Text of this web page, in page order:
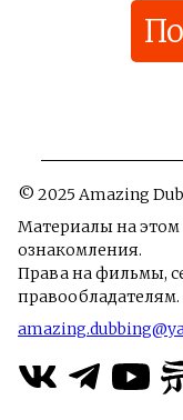
© 2025 Amazing
Материалы на этом
ознакомления.
Права на фильмы,
правообладателям.